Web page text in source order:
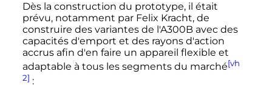
Dès la construction du prototype, il était
prévu, notamment par Felix Kracht, de
construire des variantes de l'A300B avec des
capacités d'emport et des rayons d'action
accrus afin d'en faire un appareil flexible et
adaptable à tous les segments du marché[vh
2] :